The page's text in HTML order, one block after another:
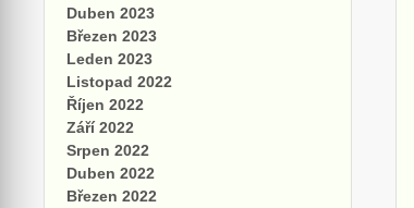
Duben 2023
Březen 2023
Leden 2023
Listopad 2022
Říjen 2022
Září 2022
Srpen 2022
Duben 2022
Březen 2022